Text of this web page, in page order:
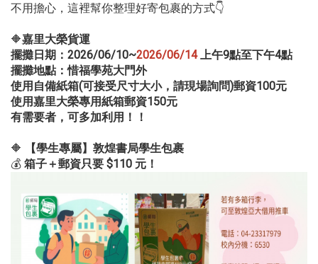
不用擔心，這裡幫你整理好寄包裹的方式👇
🔶嘉里大榮貨運
擺攤日期：2026/06/10~2026/06/14上午9點至下午4點
擺攤地點：惜福學苑大門外
使用自備紙箱(可接受尺寸大小，請現場詢問)郵資100元
使用嘉里大榮專用紙箱郵資150元
有需要者，可多加利用！！
🔶
【學生專屬】敦煌書局學生包裹
💰 箱子＋郵資只要 $110 元！